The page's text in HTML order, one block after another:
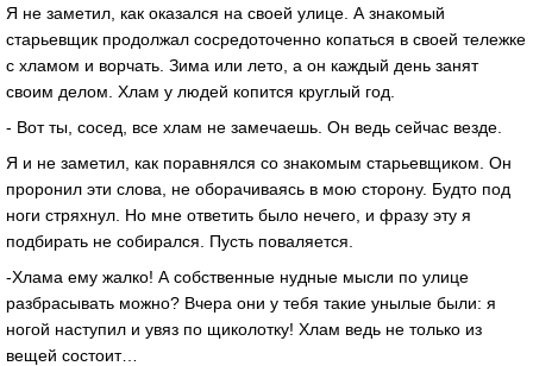
Я не заметил, как оказался на своей улице. А знакомый
старьевщик продолжал сосредоточенно копаться в своей тележке
с хламом и ворчать. Зима или лето, а он каждый день занят
своим делом. Хлам у людей копится круглый год.
- Вот ты, сосед, все хлам не замечаешь. Он ведь сейчас везде.
Я и не заметил, как поравнялся со знакомым старьевщиком. Он
проронил эти слова, не оборачиваясь в мою сторону. Будто под
ноги стряхнул. Но мне ответить было нечего, и фразу эту я
подбирать не собирался. Пусть поваляется.
-Хлама ему жалко! А собственные нудные мысли по улице
разбрасывать можно? Вчера они у тебя такие унылые были: я
ногой наступил и увяз по щиколотку! Хлам ведь не только из
вещей состоит…